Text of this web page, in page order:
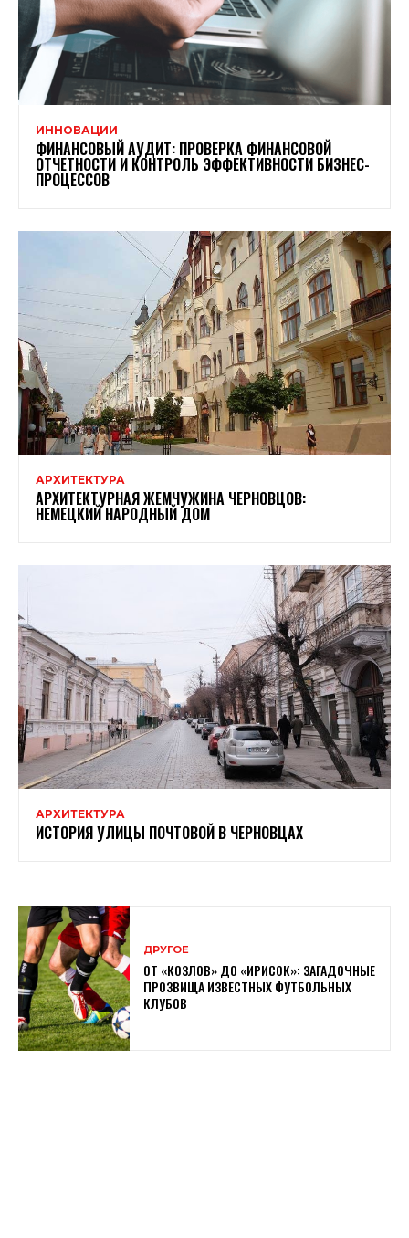
ИННОВАЦИИ
ФИНАНСОВЫЙ АУДИТ: ПРОВЕРКА ФИНАНСОВОЙ
ОТЧЕТНОСТИ И КОНТРОЛЬ ЭФФЕКТИВНОСТИ БИЗНЕС-
ПРОЦЕССОВ
АРХИТЕКТУРА
АРХИТЕКТУРНАЯ ЖЕМЧУЖИНА ЧЕРНОВЦОВ:
НЕМЕЦКИЙ НАРОДНЫЙ ДОМ
АРХИТЕКТУРА
ИСТОРИЯ УЛИЦЫ ПОЧТОВОЙ В ЧЕРНОВЦАХ
ДРУГОЕ
ОТ «КОЗЛОВ» ДО «ИРИСОК»: ЗАГАДОЧНЫЕ
ПРОЗВИЩА ИЗВЕСТНЫХ ФУТБОЛЬНЫХ
КЛУБОВ